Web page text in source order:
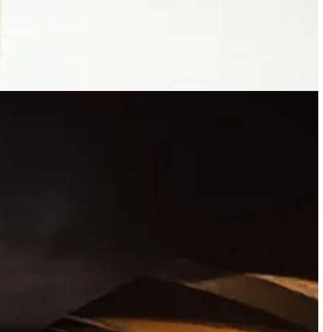
inca o data tuturor invitatilor, prietenilor si partenerilor nostri, tuturor celor care
posibil: Claudiu Enescu, Sorin Anghelache, Stefan Besu, Catalin Constantin, Ana